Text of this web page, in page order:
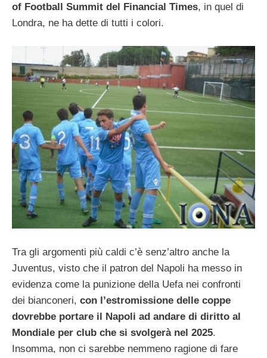
of Football Summit del Financial Times, in quel di
Londra, ne ha dette di tutti i colori.
Tra gli argomenti più caldi c’è senz’altro anche la
Juventus, visto che il patron del Napoli ha messo in
evidenza come la punizione della Uefa nei confronti
dei bianconeri, con l’estromissione delle coppe
dovrebbe portare il Napoli ad andare di diritto al
Mondiale per club che si svolgerà nel 2025.
Insomma, non ci sarebbe nemmeno ragione di fare